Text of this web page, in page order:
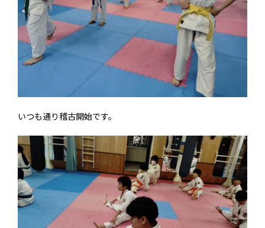
いつも通り稽古開始です。